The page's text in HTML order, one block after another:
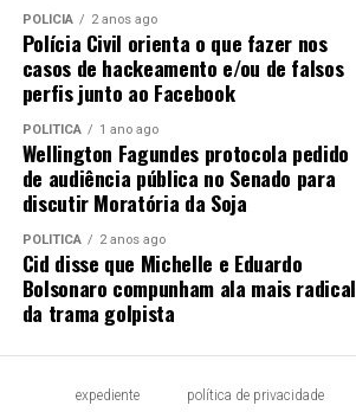
POLÍCIA 2 anos ago
Polícia Civil orienta o que fazer nos
casos de hackeamento e/ou de falsos
perfis junto ao Facebook
POLÍTICA 1 ano ago
Wellington Fagundes protocola pedido
de audiência pública no Senado para
discutir Moratória da Soja
POLÍTICA 2 anos ago
Cid disse que Michelle e Eduardo
Bolsonaro compunham ala mais radical
da trama golpista
expediente política de privacidade